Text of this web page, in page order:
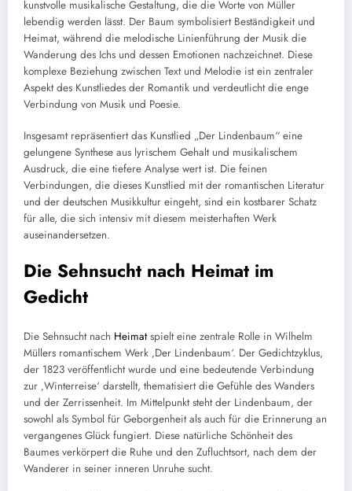
kunstvolle musikalische Gestaltung, die die Worte von Müller
lebendig werden lässt. Der Baum symbolisiert Beständigkeit und
Heimat, während die melodische Linienführung der Musik die
Wanderung des Ichs und dessen Emotionen nachzeichnet. Diese
komplexe Beziehung zwischen Text und Melodie ist ein zentraler
Aspekt des Kunstliedes der Romantik und verdeutlicht die enge
Verbindung von Musik und Poesie.
Insgesamt repräsentiert das Kunstlied „Der Lindenbaum“ eine
gelungene Synthese aus lyrischem Gehalt und musikalischem
Ausdruck, die eine tiefere Analyse wert ist. Die feinen
Verbindungen, die dieses Kunstlied mit der romantischen Literatur
und der deutschen Musikkultur eingeht, sind ein kostbarer Schatz
für alle, die sich intensiv mit diesem meisterhaften Werk
auseinandersetzen.
Die Sehnsucht nach Heimat im
Gedicht
Die Sehnsucht nach Heimatspielt eine zentrale Rolle in Wilhelm
Müllers romantischem Werk ‚Der Lindenbaum‘. Der Gedichtzyklus,
der 1823 veröffentlicht wurde und eine bedeutende Verbindung
zur ‚Winterreise‘ darstellt, thematisiert die Gefühle des Wanders
und der Zerrissenheit. Im Mittelpunkt steht der Lindenbaum, der
sowohl als Symbol für Geborgenheit als auch für die Erinnerung an
vergangenes Glück fungiert. Diese natürliche Schönheit des
Baumes verkörpert die Ruhe und den Zufluchtsort, nach dem der
Wanderer in seiner inneren Unruhe sucht.